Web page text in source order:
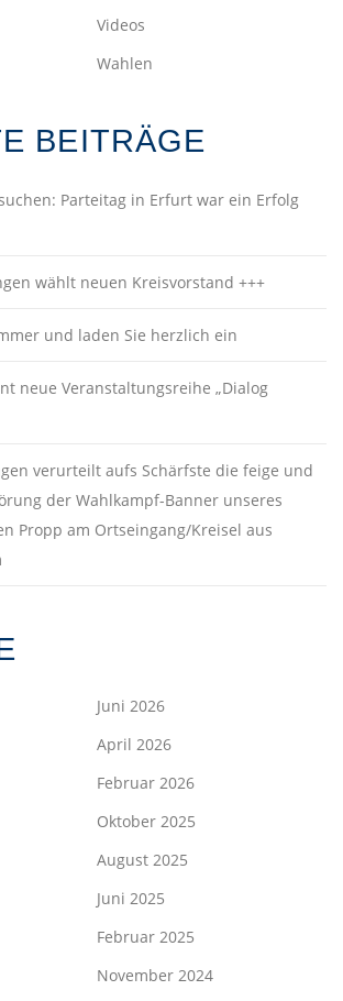
Videos
Wahlen
BEITRÄGE
Parteitag in Erfurt war ein Erfolg
wählt neuen Kreisvorstand +++
und laden Sie herzlich ein
neue Veranstaltungsreihe „Dialog
verurteilt aufs Schärfste die feige und
der Wahlkampf-Banner unseres
Propp am Ortseingang/Kreisel aus
Juni 2026
April 2026
Februar 2026
Oktober 2025
August 2025
Juni 2025
Februar 2025
November 2024